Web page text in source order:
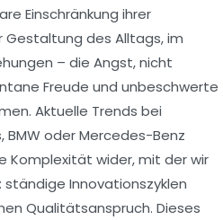
Einschränkung ihrer
Gestaltung des Alltags, im
– die Angst, nicht
Freude und unbeschwerte
Aktuelle Trends bei
oder Mercedes-Benz
Komplexität wider, mit der wir
Innovationszyklen
Qualitätsanspruch. Dieses